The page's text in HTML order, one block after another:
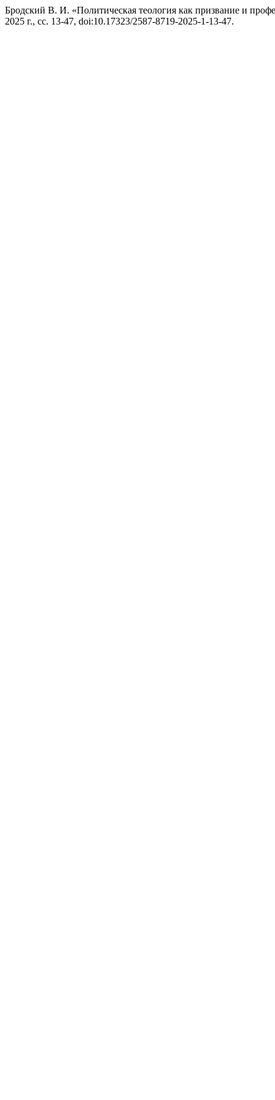
Бродский В. И. «Политическая теология как призвание и
2025 г., сс. 13-47, doi:10.17323/2587-8719-2025-1-13-47.